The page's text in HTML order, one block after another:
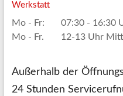
Werkstatt
Mo - Fr:
07:30 - 16:30
Mo - Fr.
12-13 Uhr
Außerhalb der
24 Stunden